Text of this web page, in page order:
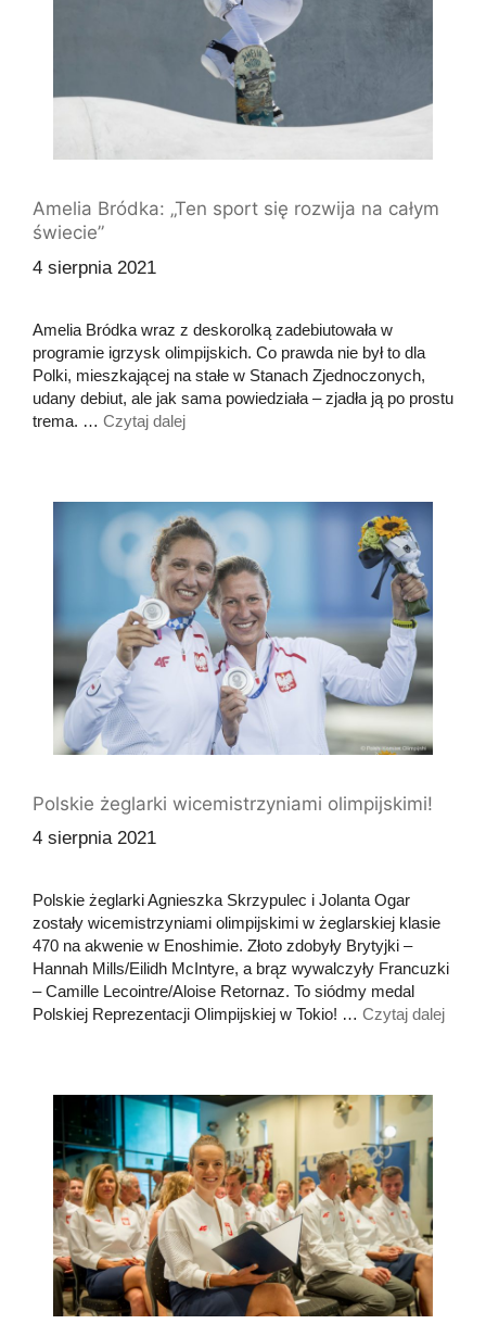
Amelia Bródka: „Ten sport się rozwija na całym
świecie”
4 sierpnia 2021
Amelia Bródka wraz z deskorolką zadebiutowała w
programie igrzysk olimpijskich. Co prawda nie był to dla
Polki, mieszkającej na stałe w Stanach Zjednoczonych,
udany debiut, ale jak sama powiedziała – zjadła ją po prostu
trema. … Czytaj dalej
Polskie żeglarki wicemistrzyniami olimpijskimi!
4 sierpnia 2021
Polskie żeglarki Agnieszka Skrzypulec i Jolanta Ogar
zostały wicemistrzyniami olimpijskimi w żeglarskiej klasie
470 na akwenie w Enoshimie. Złoto zdobyły Brytyjki –
Hannah Mills/Eilidh McIntyre, a brąz wywalczyły Francuzki
– Camille Lecointre/Aloise Retornaz. To siódmy medal
Polskiej Reprezentacji Olimpijskiej w Tokio! … Czytaj dalej